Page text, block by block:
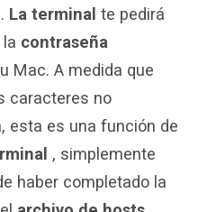
. La terminal te pedirá
contraseña
Mac. A medida que
caracteres no
esta es una función de
, simplemente
haber completado la